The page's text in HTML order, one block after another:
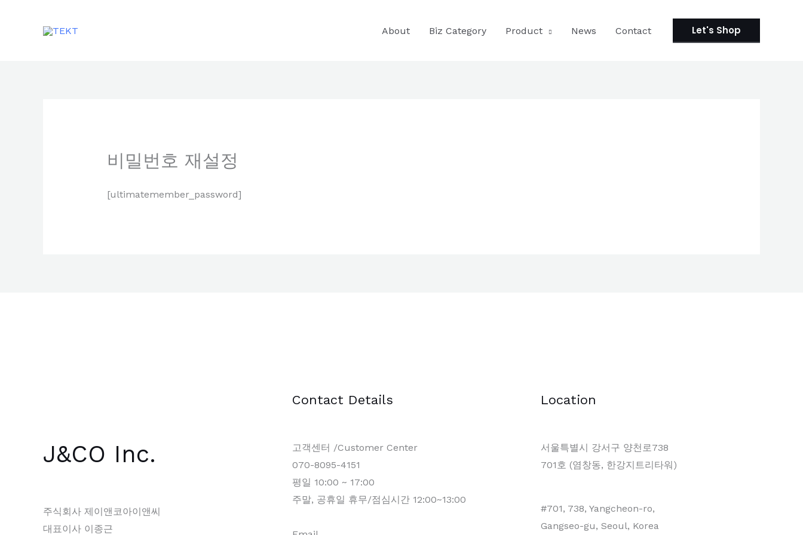
About Biz Category Product News Contact Let's Shop
비밀번호 재설정
[ultimatemember_password]
J&CO Inc.
주식회사 제이앤코아이앤씨
대표이사 이종근
Contact Details
고객센터 /Customer Center
070-8095-4151
평일 10:00 ~ 17:00
주말, 공휴일 휴무/점심시간 12:00~13:00
Location
서울특별시 강서구 양천로738
701호 (염창동, 한강지트리타워)
#701, 738, Yangcheon-ro,
Gangseo-gu, Seoul, Korea